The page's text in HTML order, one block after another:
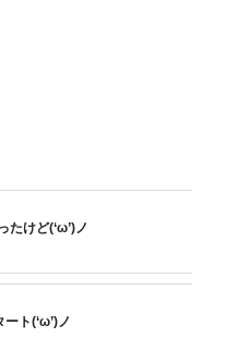
たけど(‘ω’)ノ
ト(‘ω’)ノ